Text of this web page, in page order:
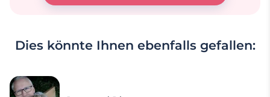
Dies könnte Ihnen ebenfalls gefallen: